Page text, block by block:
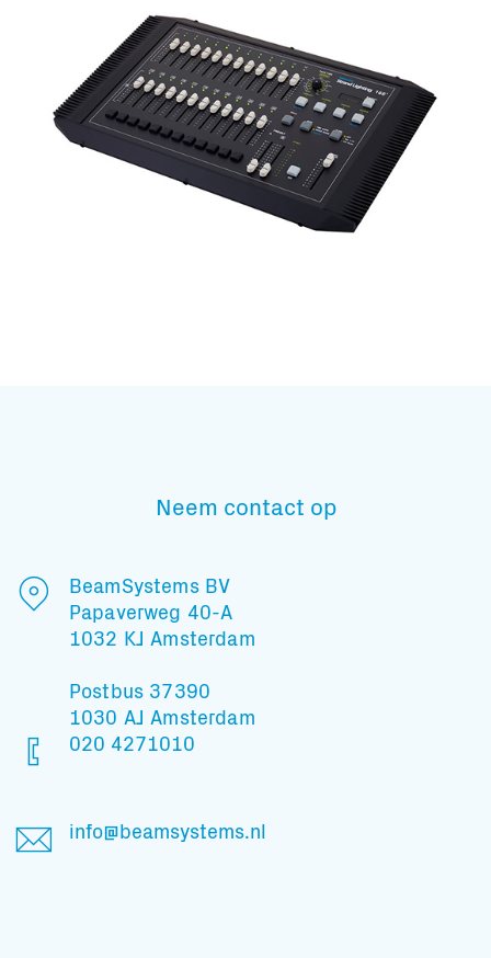
Neem contact op
BeamSystems BV
Papaverweg 40-A
1032 KJ Amsterdam
Postbus 37390
1030 AJ Amsterdam
020 4271010
info@beamsystems.nl